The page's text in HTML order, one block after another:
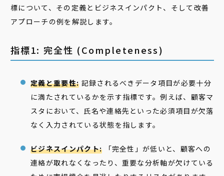
標について、その定義とビジネスインパクト、そして改善
アプローチの例を解説します。
指標1: 完全性 (Completeness)
定義と重要性: 記録されるべきデータ項目が必要十分
に満たされているかを示す指標です。例えば、顧客マ
スタにおいて、氏名や連絡先といった必須項目が欠落
なく入力されている状態を指します。
ビジネスインパクト: 「完全性」が低いと、顧客への
連絡が取れなくなったり、重要な分析軸が欠けている